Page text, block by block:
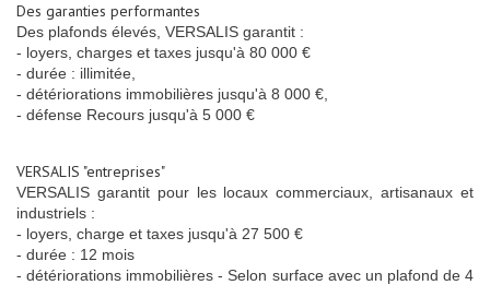
Des garanties performantes
Des plafonds élevés, VERSALIS garantit :
- loyers, charges et taxes jusqu'à 80 000 €
- durée : illimitée,
- détériorations immobilières jusqu'à 8 000 €,
- défense Recours jusqu'à 5 000 €
VERSALIS "entreprises"
VERSALIS garantit pour les locaux commerciaux, artisanaux et
industriels :
- loyers, charge et taxes jusqu'à 27 500 €
- durée : 12 mois
- détériorations immobilières - Selon surface avec un plafond de 4